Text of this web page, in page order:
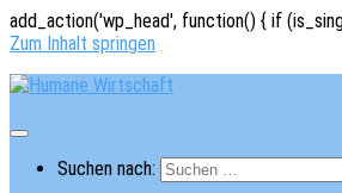
add_action('wp_head', function() { if
Zum Inhalt springen
Suchen nach: